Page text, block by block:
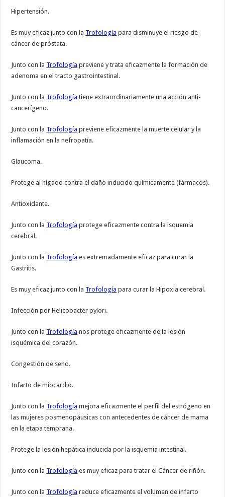
Hipertensión.
Es muy eficaz junto con la Trofología para disminuye el riesgo de
cáncer de próstata.
Junto con la Trofología previene y trata eficazmente la formación de
adenoma en el tracto gastrointestinal.
Junto con la Trofología tiene extraordinariamente una acción anti-
cancerígeno.
Junto con la Trofología previene eficazmente la muerte celular y la
inflamación en la nefropatía.
Glaucoma.
Protege al hígado contra el daño inducido químicamente (fármacos).
Antioxidante.
Junto con la Trofología protege eficazmente contra la isquemia
cerebral.
Junto con la Trofología es extremadamente eficaz para curar la
Gastritis.
Es muy eficaz junto con la Trofología para curar la Hipoxia cerebral.
Infección por Helicobacter pylori.
Junto con la Trofología nos protege eficazmente de la lesión
isquémica del corazón.
Congestión de seno.
Infarto de miocardio.
Junto con la Trofología mejora eficazmente el perfil del estrógeno en
las mujeres posmenopáusicas con antecedentes de cáncer de mama
en la etapa temprana.
Protege la lesión hepática inducida por la isquemia intestinal.
Junto con la Trofología es muy eficaz para tratar el Cáncer de riñón.
Junto con la Trofología reduce eficazmente el volumen de infarto